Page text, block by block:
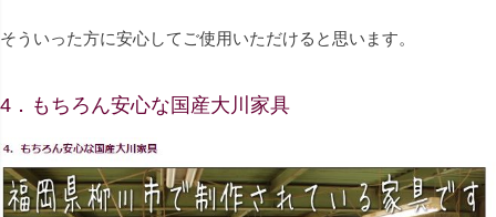
そういった方に安心してご使用いただけると思います。
4．もちろん安心な国産大川家具